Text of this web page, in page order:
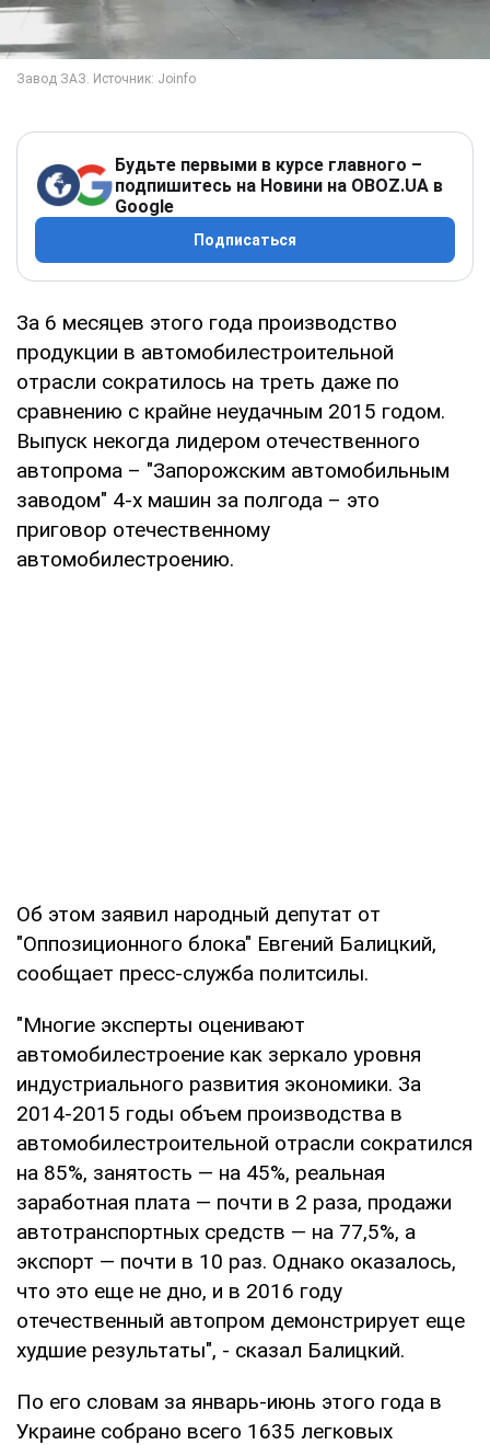
Будьте первыми в курсе главного –
подпишитесь на Новини на OBOZ.UA в
Google
Подписаться
За 6 месяцев этого года производство
продукции в автомобилестроительной
отрасли сократилось на треть даже по
сравнению с крайне неудачным 2015 годом.
Выпуск некогда лидером отечественного
автопрома – "Запорожским автомобильным
заводом" 4-х машин за полгода – это
приговор отечественному
автомобилестроению.
Об этом заявил народный депутат от
"Оппозиционного блока" Евгений Балицкий,
сообщает пресс-служба политсилы.
"Многие эксперты оценивают
автомобилестроение как зеркало уровня
индустриального развития экономики. За
2014-2015 годы объем производства в
автомобилестроительной отрасли сократился
на 85%, занятость — на 45%, реальная
заработная плата — почти в 2 раза, продажи
автотранспортных средств — на 77,5%, а
экспорт — почти в 10 раз. Однако оказалось,
что это еще не дно, и в 2016 году
отечественный автопром демонстрирует еще
худшие результаты", - сказал Балицкий.
По его словам за январь-июнь этого года в
Украине собрано всего 1635 легковых